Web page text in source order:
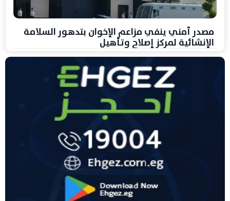
مصدر أمني ينفي مزاعم الإخوان بتدهور السلامة
الإنشائية لمركز إصلاح وتأهيل